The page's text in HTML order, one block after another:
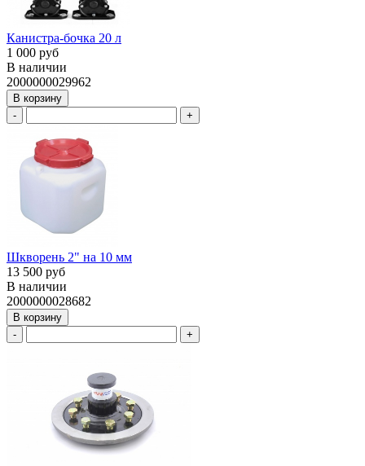
Канистра-бочка 20 л
1 000 руб
В наличии
2000000029962
В корзину
-
+
Шкворень 2" на 10 мм
13 500 руб
В наличии
2000000028682
В корзину
-
+